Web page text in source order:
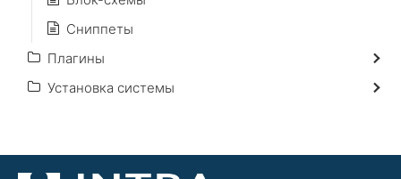
Сниппеты
Плагины
Установка системы